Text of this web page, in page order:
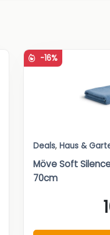
-16%
Deals, Haus &
Möve Soft
70cm